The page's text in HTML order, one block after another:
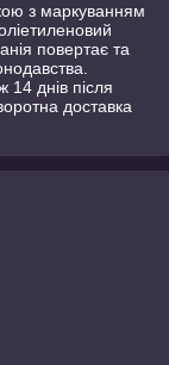
з маркуванням
повертає та
днів після
доставка